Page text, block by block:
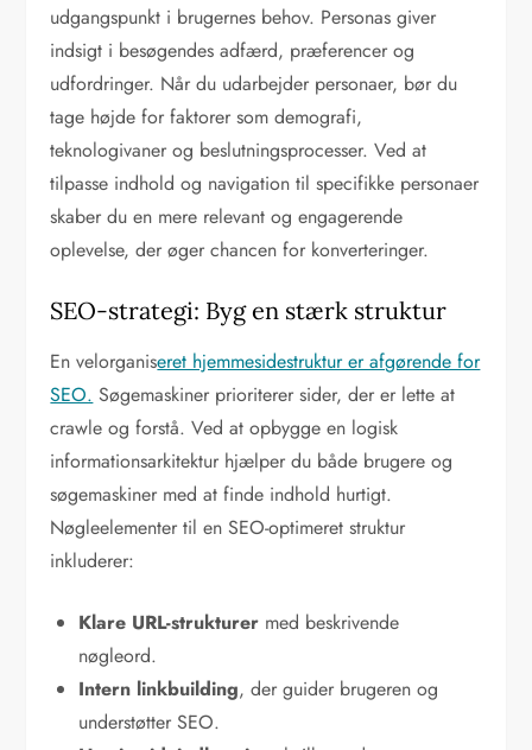
udgangspunkt i brugernes behov. Personas giver
indsigt i besøgendes adfærd, præferencer og
udfordringer. Når du udarbejder personaer, bør du
tage højde for faktorer som demografi,
teknologivaner og beslutningsprocesser. Ved at
tilpasse indhold og navigation til specifikke personaer
skaber du en mere relevant og engagerende
oplevelse, der øger chancen for konverteringer.
SEO-strategi: Byg en stærk struktur
En velorganiseret hjemmesidestruktur er afgørende for
SEO. Søgemaskiner prioriterer sider, der er lette at
crawle og forstå. Ved at opbygge en logisk
informationsarkitektur hjælper du både brugere og
søgemaskiner med at finde indhold hurtigt.
Nøgleelementer til en SEO-optimeret struktur
inkluderer:
Klare URL-strukturer med beskrivende
nøgleord.
Intern linkbuilding, der guider brugeren og
understøtter SEO.